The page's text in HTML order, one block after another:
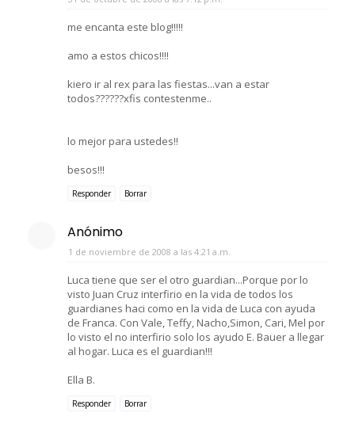
me encanta este blog!!!!!
amo a estos chicos!!!!
kiero ir al rex para las fiestas...van a estar
todos??????xfis contestenme..
lo mejor para ustedes!!
besos!!!
Responder Borrar
Anónimo
1 de noviembre de 2008 a las 4:21 a.m.
Luca tiene que ser el otro guardian...Porque por lo
visto Juan Cruz interfirio en la vida de todos los
guardianes haci como en la vida de Luca con ayuda
de Franca. Con Vale, Teffy, Nacho,Simon, Cari, Mel por
lo visto el no interfirio solo los ayudo E. Bauer a llegar
al hogar. Luca es el guardian!!!
Ella B.
Responder Borrar